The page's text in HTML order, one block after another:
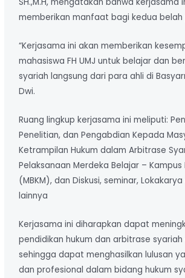
memberikan manfaat bagi kedua belah
“Kerjasama ini akan memberikan
mahasiswa FH UMJ untuk belajar dan
syariah langsung dari para ahli di
Dwi.
Ruang lingkup kerjasama ini meliputi:
Penelitian, dan Pengabdian Kepada
Ketrampilan Hukum dalam Arbitrase
Pelaksanaan Merdeka Belajar – Kampus
(MBKM), dan Diskusi, seminar,
lainnya
Kerjasama ini diharapkan dapat
pendidikan hukum dan arbitrase syariah
sehingga dapat menghasilkan lulusan
dan profesional dalam bidang hukum